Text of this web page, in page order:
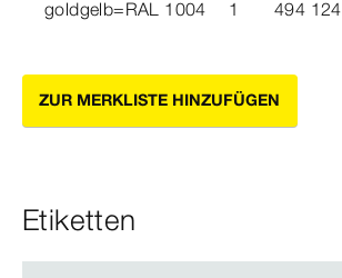
goldgelb=RAL 1004 1 494 124
ZUR MERKLISTE HINZUFÜGEN
Etiketten